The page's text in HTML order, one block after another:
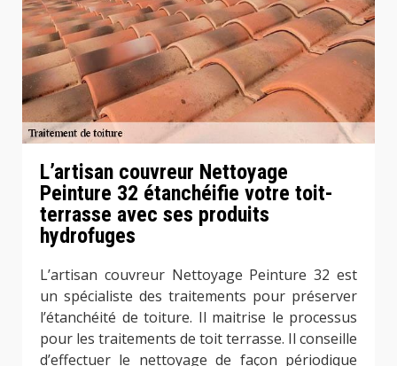
L’artisan couvreur Nettoyage
Peinture 32 étanchéifie votre toit-
terrasse avec ses produits
hydrofuges
L’artisan couvreur Nettoyage Peinture 32 est
un spécialiste des traitements pour préserver
l’étanchéité de toiture. Il maitrise le processus
pour les traitements de toit terrasse. Il conseille
d’effectuer le nettoyage de façon périodique